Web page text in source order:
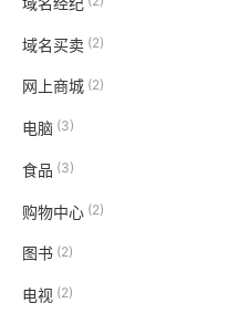
域名买卖 (2)
网上商城 (2)
电脑 (3)
食品 (3)
购物中心 (2)
图书 (2)
电视 (2)